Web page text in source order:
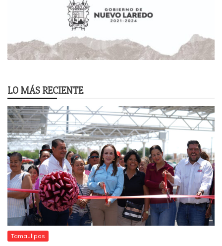
LO MÁS RECIENTE
Tamaulipas